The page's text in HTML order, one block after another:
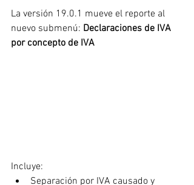
La versión 19.0.1 mueve el reporte al
nuevo submenú: Declaraciones de IVA
por concepto de IVA
Incluye:
Separación por IVA causado y